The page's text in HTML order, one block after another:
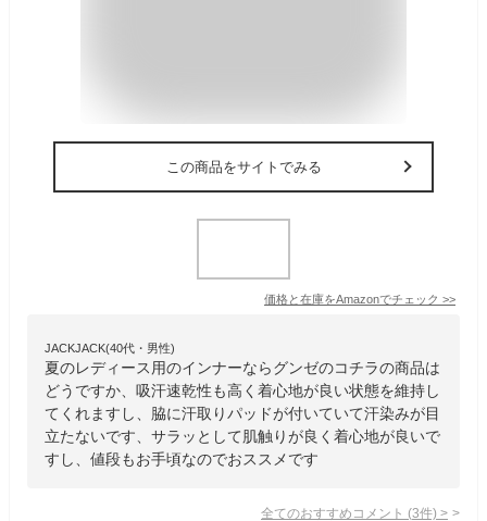
この商品をサイトでみる
価格と在庫をAmazonでチェック >>
JACKJACK(40代・男性)
夏のレディース用のインナーならグンゼのコチラの商品は
どうですか、吸汗速乾性も高く着心地が良い状態を維持し
てくれますし、脇に汗取りパッドが付いていて汗染みが目
立たないです、サラッとして肌触りが良く着心地が良いで
すし、値段もお手頃なのでおススメです
全てのおすすめコメント (3件) >